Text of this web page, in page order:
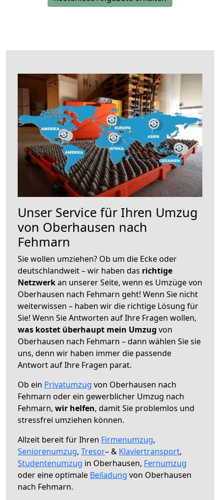
Unser Service für Ihren Umzug
von Oberhausen nach
Fehmarn
Sie wollen umziehen? Ob um die Ecke oder
deutschlandweit – wir haben das richtige
Netzwerkan unserer Seite, wenn es Umzüge von
Oberhausen nach Fehmarn geht! Wenn Sie nicht
weiterwissen – haben wir die richtige Lösung für
Sie! Wenn Sie Antworten auf Ihre Fragen wollen,
was kostet überhaupt mein Umzug von
Oberhausen nach Fehmarn – dann wählen Sie sie
uns, denn wir haben immer die passende
Antwort auf Ihre Fragen parat.
Ob ein Privatumzug von Oberhausen nach
Fehmarn oder ein gewerblicher Umzug nach
Fehmarn, wir helfen, damit Sie problemlos und
stressfrei umziehen können.
Allzeit bereit für Ihren Firmenumzug,
Seniorenumzug, Tresor– & Klaviertransport,
Studentenumzug in Oberhausen, Fernumzug
oder eine optimale Beiladung von Oberhausen
nach Fehmarn.